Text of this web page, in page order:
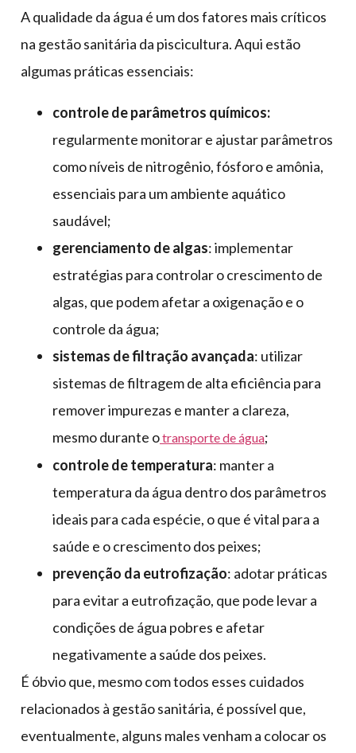
A qualidade da água é um dos fatores mais críticos
na gestão sanitária da piscicultura. Aqui estão
algumas práticas essenciais:
controle de parâmetros químicos:
regularmente monitorar e ajustar parâmetros
como níveis de nitrogênio, fósforo e amônia,
essenciais para um ambiente aquático
saudável;
gerenciamento de algas: implementar
estratégias para controlar o crescimento de
algas, que podem afetar a oxigenação e o
controle da água;
sistemas de filtração avançada: utilizar
sistemas de filtragem de alta eficiência para
remover impurezas e manter a clareza,
mesmo durante otransporte de água;
controle de temperatura: manter a
temperatura da água dentro dos parâmetros
ideais para cada espécie, o que é vital para a
saúde e o crescimento dos peixes;
prevenção da eutrofização: adotar práticas
para evitar a eutrofização, que pode levar a
condições de água pobres e afetar
negativamente a saúde dos peixes.
É óbvio que, mesmo com todos esses cuidados
relacionados à gestão sanitária, é possível que,
eventualmente, alguns males venham a colocar os